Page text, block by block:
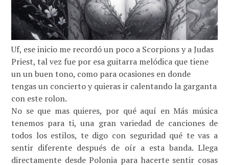
Uf, ese inicio me recordó un poco a Scorpions y a Judas
Priest, tal vez fue por esa guitarra melódica que tiene
un un buen tono, como para ocasiones en donde
tengas un concierto y quieras ir calentando la garganta
con este rolon.
No se que mas quieres, por qué aquí en Más música
tenemos para ti, una gran variedad de canciones de
todos los estilos, te digo con seguridad qué te vas a
sentir diferente después de oír a esta banda. Llega
directamente desde Polonia para hacerte sentir cosas